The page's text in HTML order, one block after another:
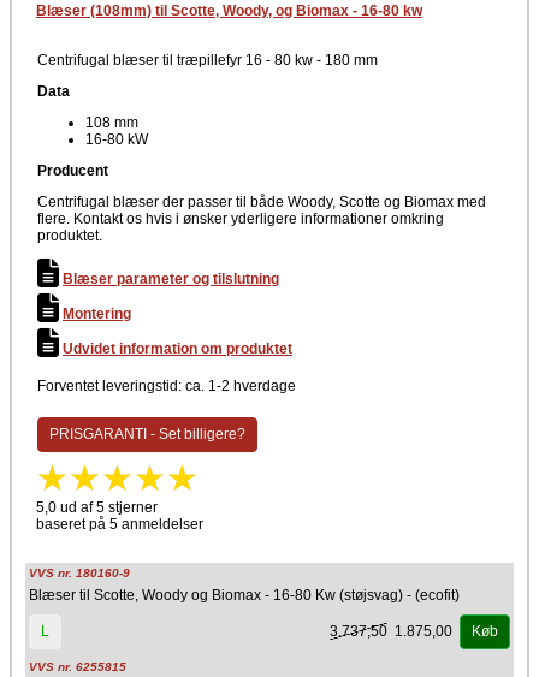
Blæser (108mm) til Scotte, Woody, og Biomax - 16-80 kw
Centrifugal blæser til træpillefyr 16 - 80 kw - 180 mm
Data
108 mm
16-80 kW
Producent
Centrifugal blæser der passer til både Woody, Scotte og Biomax med
flere. Kontakt os hvis i ønsker yderligere informationer omkring
produktet.
Blæser parameter og tilslutning
Montering
Udvidet information om produktet
Forventet leveringstid: ca. 1-2 hverdage
PRISGARANTI - Set billigere?
5,0 ud af 5 stjerner
baseret på 5 anmeldelser
VVS nr. 180160-9
Blæser til Scotte, Woody og Biomax - 16-80 Kw (støjsvag) - (ecofit)
L 3.737,50 1.875,00 Køb
VVS nr. 6255815